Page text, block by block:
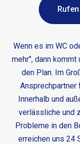
Wenn es im WC
mehr", dann
den Plan. Im
Ansprechpartner
Innerhalb und
verlässliche und
Probleme in den
erreichen uns 24